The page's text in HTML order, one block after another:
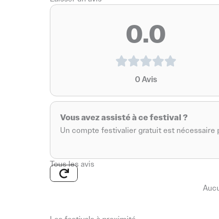
0.0
0Avis
Vous avez assisté à ce festival ?
Un compte festivalier gratuit est nécessaire
Tous les avis